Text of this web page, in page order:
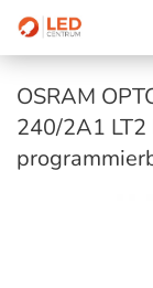
OSRAM
240/2A1